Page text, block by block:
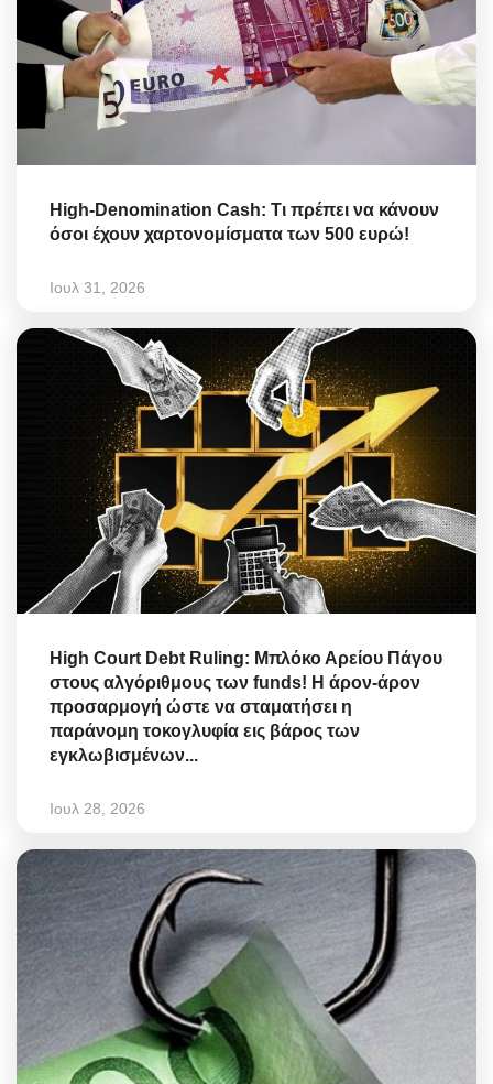
High-Denomination Cash: Τι πρέπει να κάνουν
όσοι έχουν χαρτονομίσματα των 500 ευρώ!
Ιουλ 31, 2026
High Court Debt Ruling: Μπλόκο Αρείου Πάγου
στους αλγόριθμους των funds! Η άρον-άρον
προσαρμογή ώστε να σταματήσει η
παράνομη τοκογλυφία εις βάρος των
εγκλωβισμένων...
Ιουλ 28, 2026